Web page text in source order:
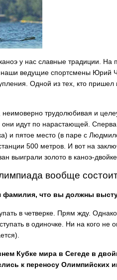
у нас славные традиции.
ведущие спортсмены Юрий
Одной из тех, кто пришел
трудолюбивая и
они идут по нарастающей.
и пятое место (в паре с
500 метров. И вот на
выиграли золото в каноэ-
вообще
фамилия, что вы должны
в четверке. Прям жду.
в одиночке. Ни на кого не
Кубке мира в Сегеде в
к переносу Олимпийских